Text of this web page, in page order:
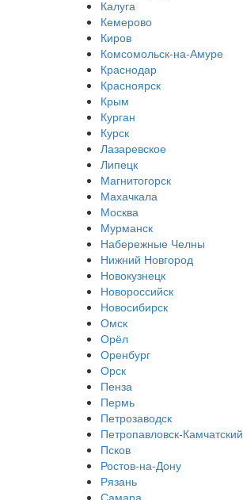
Калуга
Кемерово
Киров
Комсомольск-на-Амуре
Краснодар
Красноярск
Крым
Курган
Курск
Лазаревское
Липецк
Магнитогорск
Махачкала
Москва
Мурманск
Набережные Челны
Нижний Новгород
Новокузнецк
Новороссийск
Новосибирск
Омск
Орёл
Оренбург
Орск
Пенза
Пермь
Петрозаводск
Петропавловск-Камчатский
Псков
Ростов-на-Дону
Рязань